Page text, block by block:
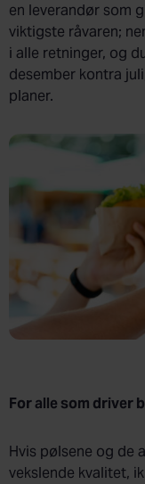
en leverandør som
viktigste råvaren;
i alle retninger, og
desember kontra
planer.
For alle som driver
Hvis pølsene og de
vekslende kvalitet,